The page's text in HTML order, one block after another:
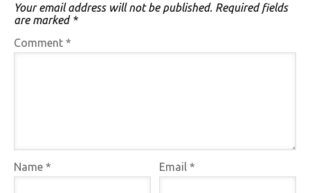
Your email address will not be published. Required fields
are marked *
Comment *
Name * Email*